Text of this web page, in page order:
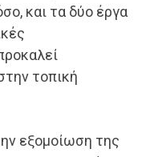
και τα δύο έργα
τοπική
εξομοίωση της